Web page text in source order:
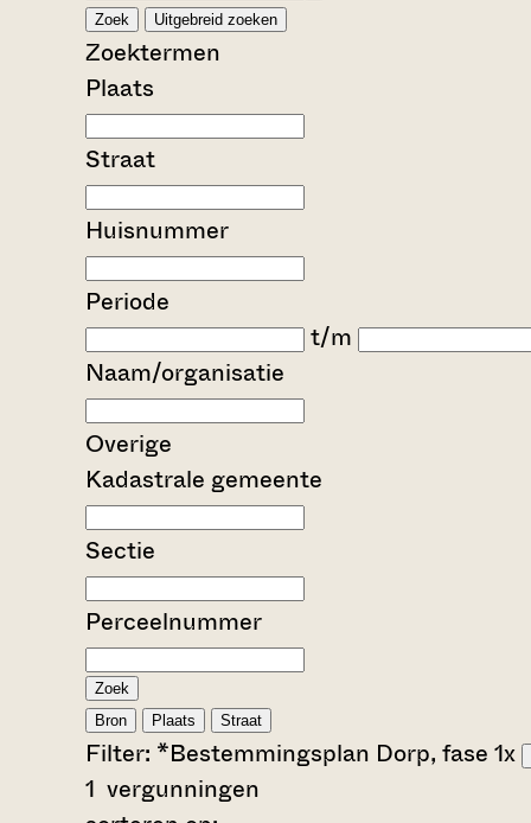
Zoek Uitgebreid zoeken
Zoektermen
Plaats
Straat
Huisnummer
Periode
t/m
Naam/organisatie
Overige
Kadastrale gemeente
Sectie
Perceelnummer
Zoek
Bron
Plaats Straat
Filter: *Bestemmingsplan Dorp, fase 1x
1 vergunningen